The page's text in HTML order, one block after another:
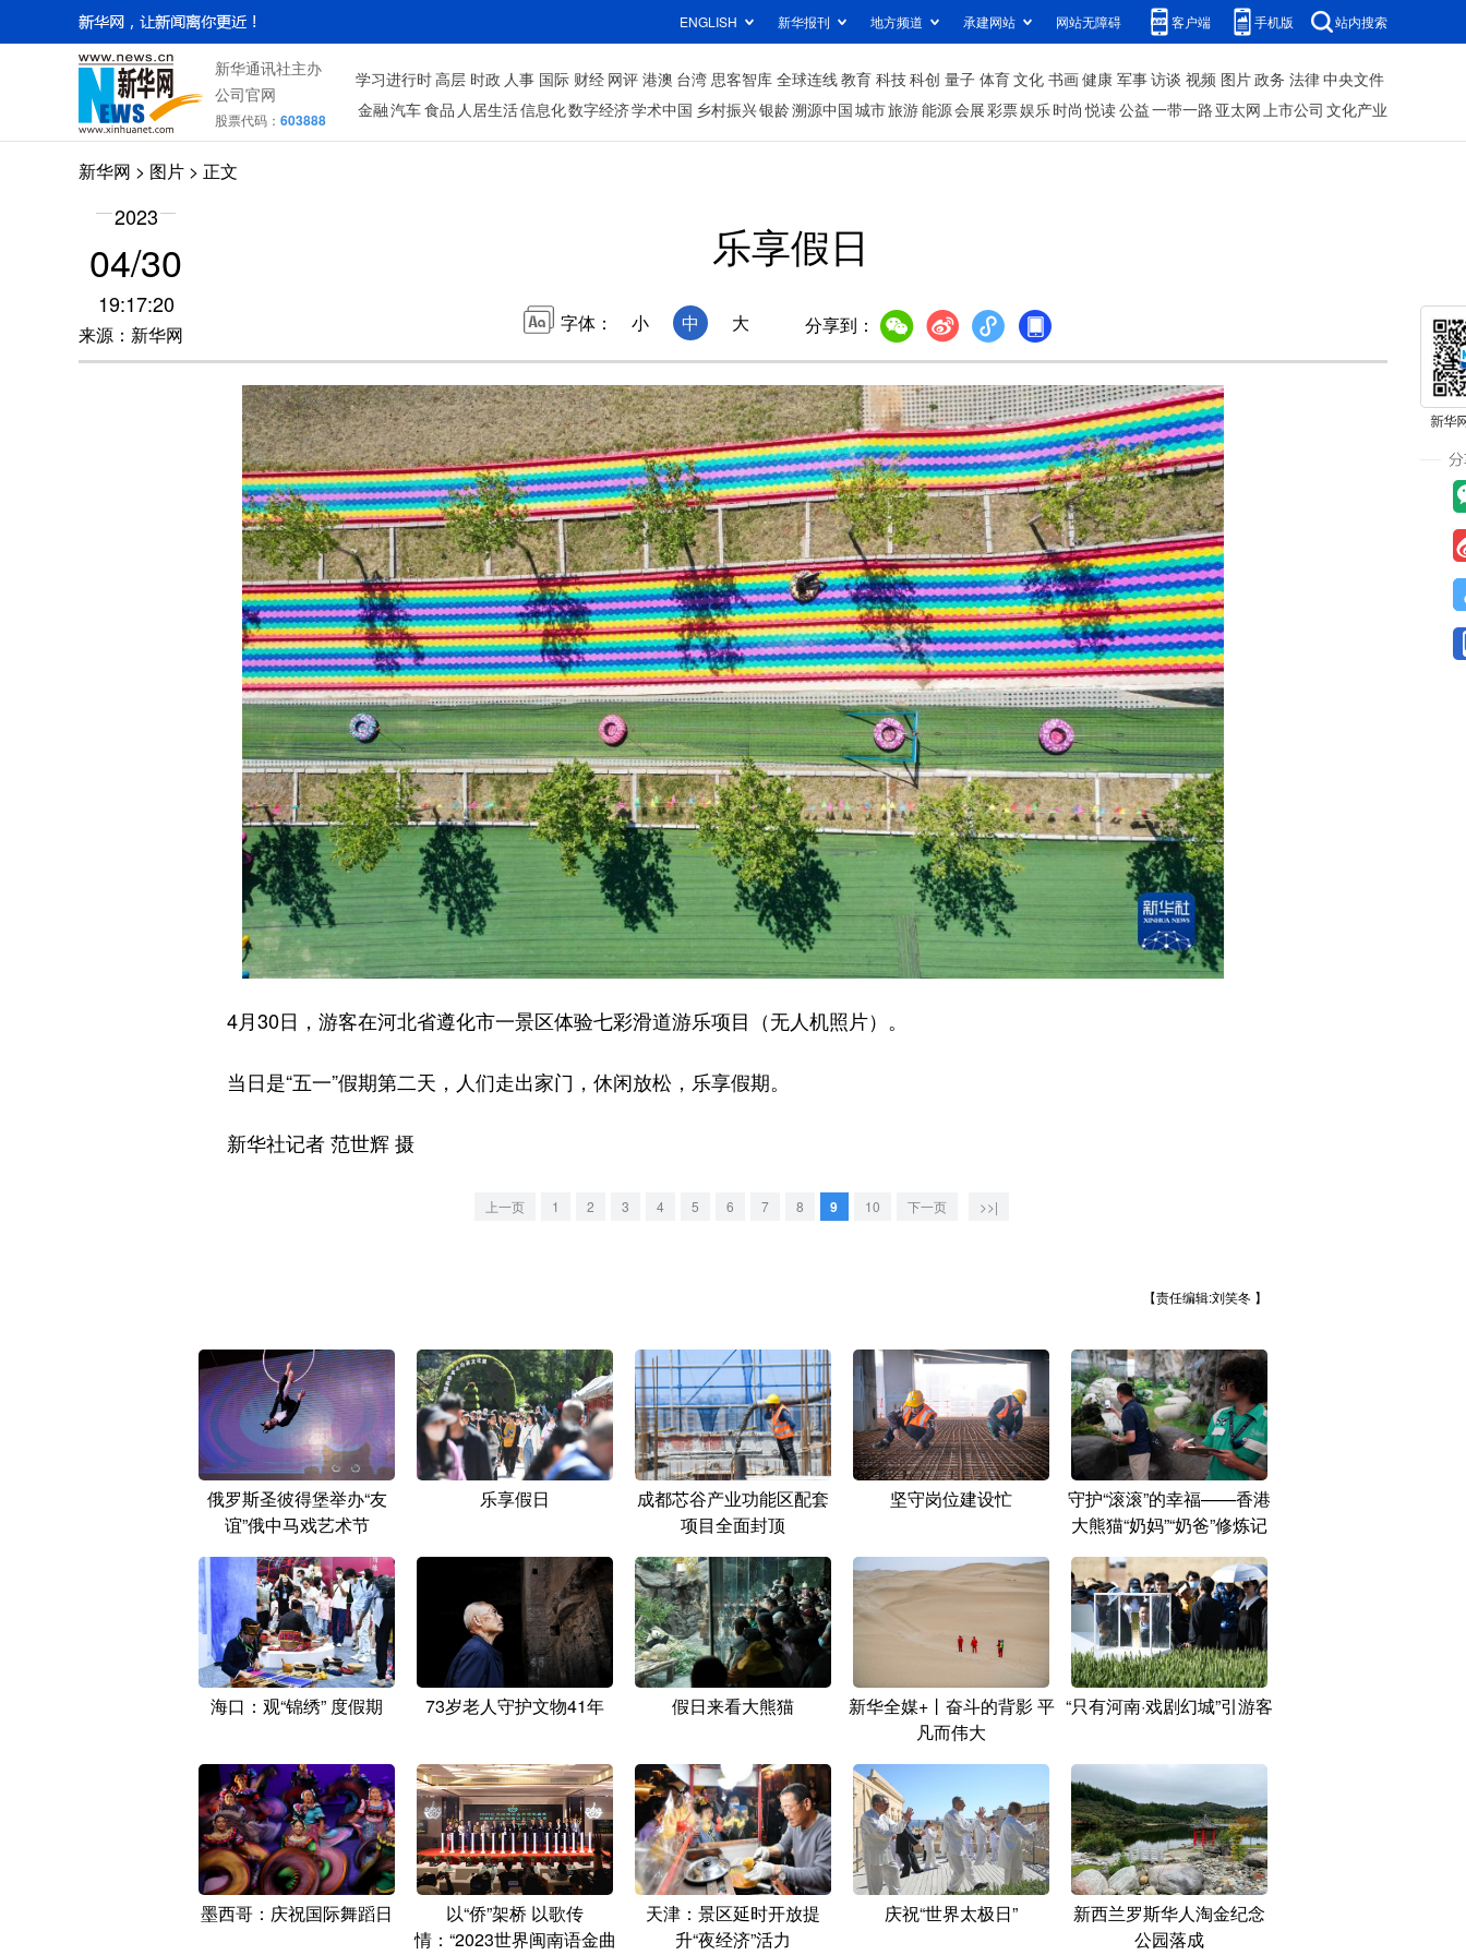
ENGLISH 新华报刊 地方频道 承建网站 网站无障碍 客户端 手机版 站内搜索
新华通讯社主办
公司官网
股票代码： 603888
学习进行时高层 时政 人事 国际 财经 网评 港澳 台湾 思客智库 全球连线教育 科技科创 量子 体育文化 书画健康 军事访谈 视频 图片政务 法律中央文件
金融汽车食品 人居生活信息化数字经济学术中国 乡村振兴银龄溯源中国城市旅游能源会展彩票娱乐时尚 悦读公益一带一路 亚太网上市公司 文化产业
新华网 > 图片 > 正文
2023
04/30
19:17:20
来源：新华网
乐享假日
字体： 小 中 大 分享到：
4月30日，游客在河北省遵化市一景区体验七彩滑道游乐项目（无人机照片）。
当日是“五一”假期第二天，人们走出家门，休闲放松，乐享假期。
新华社记者 范世辉 摄
上一页 1 2 3 4 5 6 7 8 9 10 下一页 >>|
【责任编辑:刘笑冬 】
俄罗斯圣彼得堡举办“友
谊”俄中马戏艺术节
乐享假日
成都芯谷产业功能区配套
项目全面封顶
坚守岗位建设忙
守护“滚滚”的幸福——香港
大熊猫“奶妈”“奶爸”修炼记
海口：观“锦绣” 度假期 73岁老人守护文物41年 假日来看大熊猫
新华全媒+丨奋斗的背影 平
凡而伟大
“只有河南·戏剧幻城”引游客
墨西哥：庆祝国际舞蹈日
以“侨”架桥 以歌传
情：“2023世界闽南语金曲
天津：景区延时开放提
升“夜经济”活力
庆祝“世界太极日”
新西兰罗斯华人淘金纪念
公园落成